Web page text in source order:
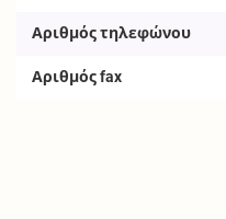
Αριθμός τηλεφώνου
Αριθμός fax